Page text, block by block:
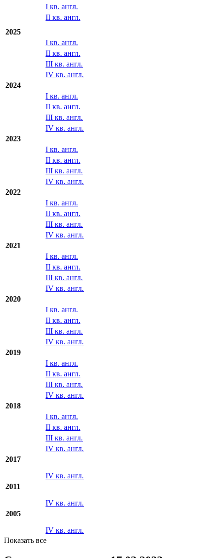
Отчетность МСФО/US GAAP
2026
I кв. англ.
II кв. англ.
I кв. англ.
III кв. англ.
IV кв. англ.
I кв. англ.
III кв. англ.
IV кв. англ.
I кв. англ.
III кв. англ.
IV кв. англ.
I кв. англ.
III кв. англ.
IV кв. англ.
I кв. англ.
III кв. англ.
IV кв. англ.
I кв. англ.
III кв. англ.
IV кв. англ.
I кв. англ.
III кв. англ.
IV кв. англ.
I кв. англ.
IV кв. англ.
IV кв. англ.
IV кв. англ.